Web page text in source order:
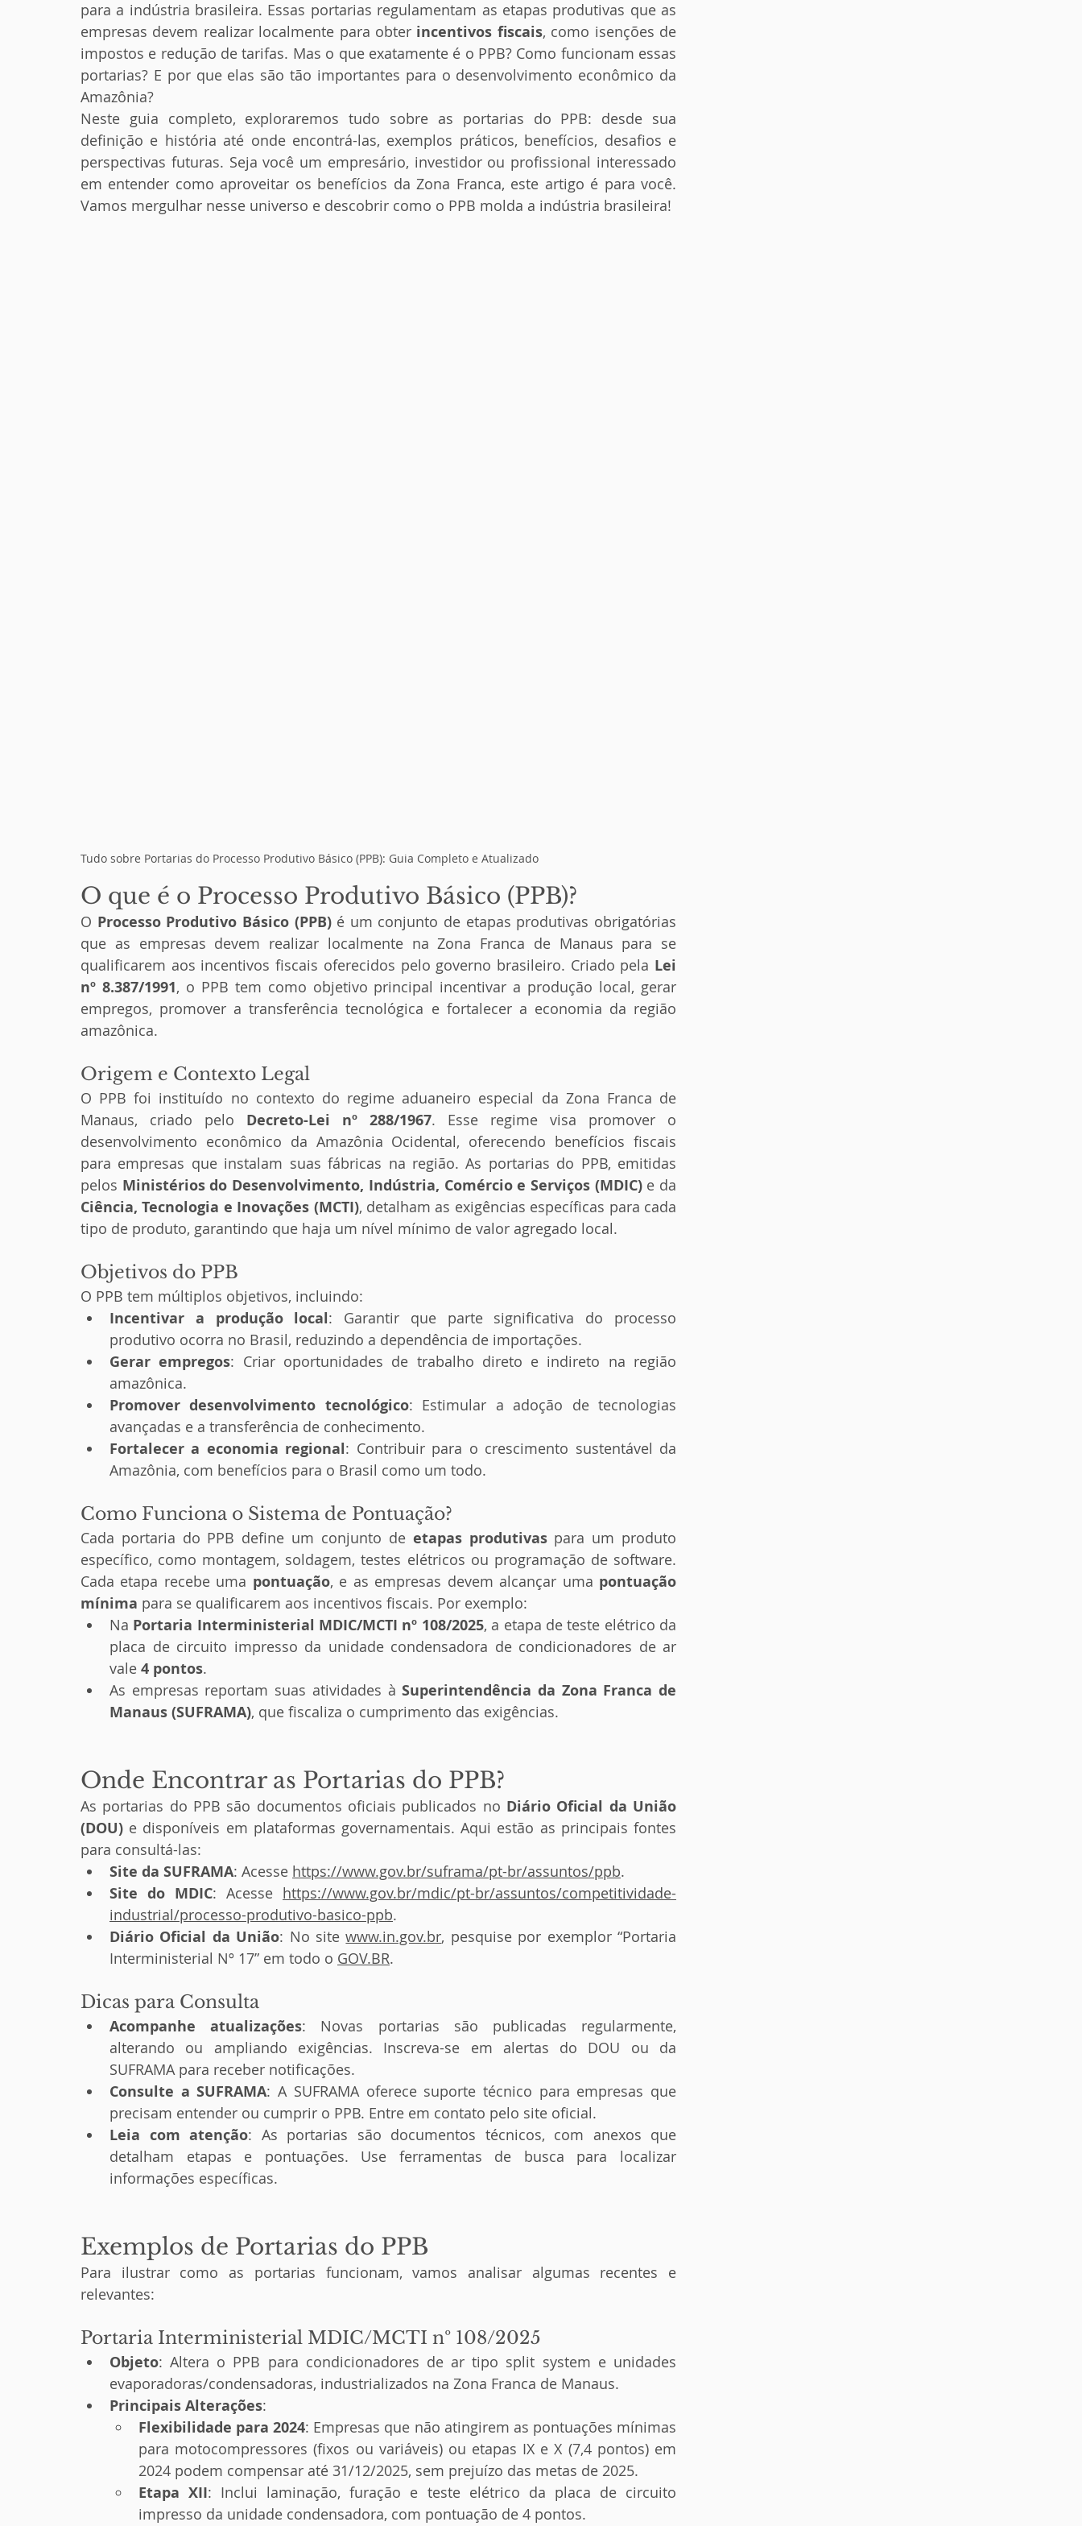
para a indústria brasileira. Essas portarias regulamentam as etapas produtivas que as
empresas devem realizar localmente para obter incentivos fiscais, como isenções de
impostos e redução de tarifas. Mas o que exatamente é o PPB? Como funcionam essas
portarias? E por que elas são tão importantes para o desenvolvimento econômico da
Amazônia?
Neste guia completo, exploraremos tudo sobre as portarias do PPB: desde sua
definição e história até onde encontrá-las, exemplos práticos, benefícios, desafios e
perspectivas futuras. Seja você um empresário, investidor ou profissional interessado
em entender como aproveitar os benefícios da Zona Franca, este artigo é para você.
Vamos mergulhar nesse universo e descobrir como o PPB molda a indústria brasileira!
Tudo sobre Portarias do Processo Produtivo Básico (PPB): Guia Completo e Atualizado
O que é o Processo Produtivo Básico (PPB)?
O Processo Produtivo Básico (PPB) é um conjunto de etapas produtivas obrigatórias
que as empresas devem realizar localmente na Zona Franca de Manaus para se
qualificarem aos incentivos fiscais oferecidos pelo governo brasileiro. Criado pela Lei
nº 8.387/1991, o PPB tem como objetivo principal incentivar a produção local, gerar
empregos, promover a transferência tecnológica e fortalecer a economia da região
amazônica.
Origem e Contexto Legal
O PPB foi instituído no contexto do regime aduaneiro especial da Zona Franca de
Manaus, criado pelo Decreto-Lei nº 288/1967. Esse regime visa promover o
desenvolvimento econômico da Amazônia Ocidental, oferecendo benefícios fiscais
para empresas que instalam suas fábricas na região. As portarias do PPB, emitidas
pelos Ministérios do Desenvolvimento, Indústria, Comércio e Serviços (MDIC)
Ciência, Tecnologia e Inovações (MCTI), detalham as exigências específicas para cada
tipo de produto, garantindo que haja um nível mínimo de valor agregado local.
Objetivos do PPB
O PPB tem múltiplos objetivos, incluindo:
Incentivar a produção local: Garantir que parte significativa do processo
produtivo ocorra no Brasil, reduzindo a dependência de importações.
Gerar empregos: Criar oportunidades de trabalho direto e indireto na região
amazônica.
Promover desenvolvimento tecnológico: Estimular a adoção de tecnologias
avançadas e a transferência de conhecimento.
Fortalecer a economia regional: Contribuir para o crescimento sustentável da
Amazônia, com benefícios para o Brasil como um todo.
Como Funciona o Sistema de Pontuação?
Cada portaria do PPB define um conjunto de etapas produtivas para um produto
específico, como montagem, soldagem, testes elétricos ou programação de software.
Cada etapa recebe uma pontuação, e as empresas devem alcançar uma pontuação
mínima para se qualificarem aos incentivos fiscais. Por exemplo:
Na Portaria Interministerial MDIC/MCTI nº 108/2025, a etapa de teste elétrico da
placa de circuito impresso da unidade condensadora de condicionadores de ar
vale 4 pontos.
As empresas reportam suas atividades à Superintendência da Zona Franca de
Manaus (SUFRAMA), que fiscaliza o cumprimento das exigências.
Onde Encontrar as Portarias do PPB?
As portarias do PPB são documentos oficiais publicados no Diário Oficial da União
(DOU) e disponíveis em plataformas governamentais. Aqui estão as principais fontes
para consultá-las:
Site da SUFRAMA: Acesse https://www.gov.br/suframa/pt-br/assuntos/ppb.
Site do MDIC: Acesse https://www.gov.br/mdic/pt-br/assuntos/competitividade-
industrial/processo-produtivo-basico-ppb.
Diário Oficial da União: No site www.in.gov.br, pesquise por exemplor “Portaria
Interministerial Nº 17” em todo o GOV.BR.
Dicas para Consulta
Acompanhe atualizações: Novas portarias são publicadas regularmente,
alterando ou ampliando exigências. Inscreva-se em alertas do DOU ou da
SUFRAMA para receber notificações.
Consulte a SUFRAMA: A SUFRAMA oferece suporte técnico para empresas que
precisam entender ou cumprir o PPB. Entre em contato pelo site oficial.
Leia com atenção: As portarias são documentos técnicos, com anexos que
detalham etapas e pontuações. Use ferramentas de busca para localizar
informações específicas.
Exemplos de Portarias do PPB
Para ilustrar como as portarias funcionam, vamos analisar algumas recentes e
relevantes:
Portaria Interministerial MDIC/MCTI nº 108/2025
Objeto: Altera o PPB para condicionadores de ar tipo split system e unidades
evaporadoras/condensadoras, industrializados na Zona Franca de Manaus.
Principais Alterações:
Flexibilidade para 2024: Empresas que não atingirem as pontuações mínimas
para motocompressores (fixos ou variáveis) ou etapas IX e X (7,4 pontos) em
2024 podem compensar até 31/12/2025, sem prejuízo das metas de 2025.
Etapa XII: Inclui laminação, furação e teste elétrico da placa de circuito
impresso da unidade condensadora, com pontuação de 4 pontos.